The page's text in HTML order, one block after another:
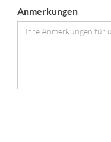
Anmerkungen